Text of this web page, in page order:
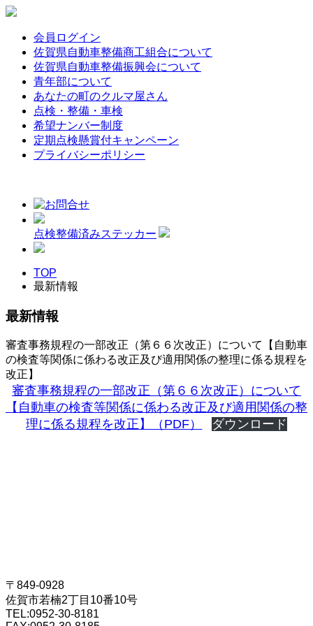
会員ログイン
佐賀県自動車整備商工組合について
佐賀県自動車整備振興会について
青年部について
あなたの町のクルマ屋さん
点検・整備・車検
希望ナンバー制度
定期点検懸賞付キャンペーン
プライバシーポリシー
点検整備済みステッカー
TOP
最新情報
最新情報
審査事務規程の一部改正（第６６次改正）について【自動車
の検査等関係に係わる改正及び適用関係の整理に係る規程を
改正】
審査事務規程の一部改正（第６６次改正）について
【自動車の検査等関係に係わる改正及び適用関係の整
理に係る規程を改正】（PDF）
ダウンロード
〒849-0928
佐賀市若楠2丁目10番10号
TEL:0952-30-8181